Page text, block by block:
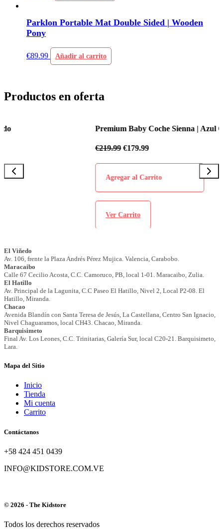
Parklon Portable Mat Double Sided | Wooden
Pony
€89.99 Añadir al carrito
Productos en oferta
Premium Baby Coche Sienna | Azul Celeste
Agregar al Carrito
Mapa del Sitio
Inicio
Tienda
Mi cuenta
Carrito
Contáctanos
+58 424 451 0439
INFO@KIDSTORE.COM.VE
© 2026 - The Kidstore
Todos los derechos reservados